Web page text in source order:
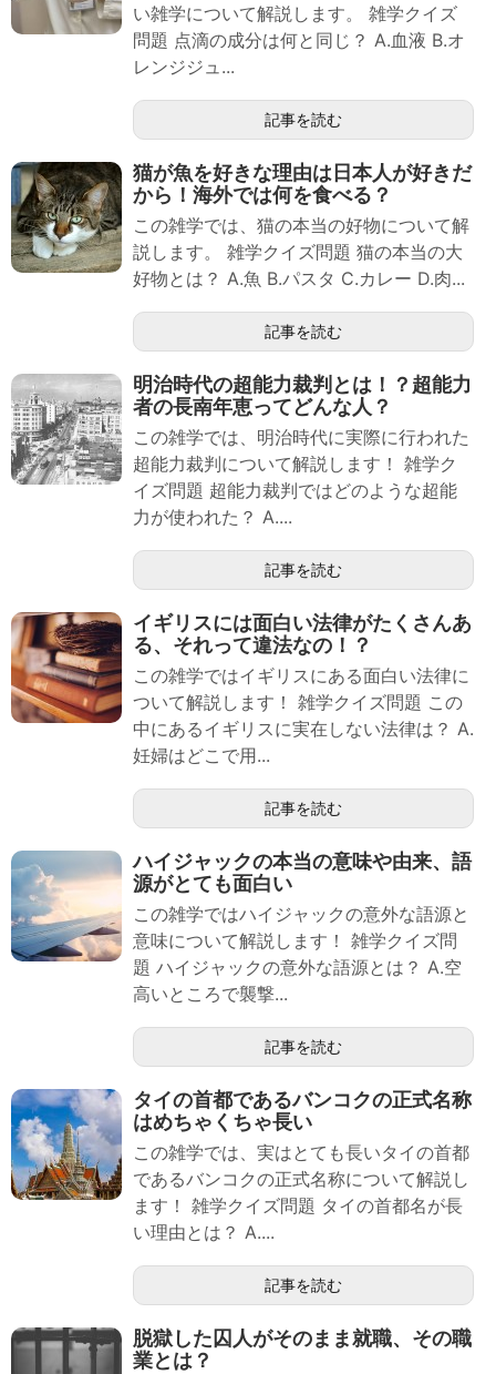
い雑学について解説します。 雑学クイズ
問題 点滴の成分は何と同じ？ A.血液 B.オ
レンジジュ...
記事を読む
猫が魚を好きな理由は日本人が好きだ
から！海外では何を食べる？
この雑学では、猫の本当の好物について解
説します。 雑学クイズ問題 猫の本当の大
好物とは？ A.魚 B.パスタ C.カレー D.肉...
記事を読む
明治時代の超能力裁判とは！？超能力
者の長南年恵ってどんな人？
この雑学では、明治時代に実際に行われた
超能力裁判について解説します！ 雑学ク
イズ問題 超能力裁判ではどのような超能
力が使われた？ A....
記事を読む
イギリスには面白い法律がたくさんあ
る、それって違法なの！？
この雑学ではイギリスにある面白い法律に
ついて解説します！ 雑学クイズ問題 この
中にあるイギリスに実在しない法律は？ A.
妊婦はどこで用...
記事を読む
ハイジャックの本当の意味や由来、語
源がとても面白い
この雑学ではハイジャックの意外な語源と
意味について解説します！ 雑学クイズ問
題 ハイジャックの意外な語源とは？ A.空
高いところで襲撃...
記事を読む
タイの首都であるバンコクの正式名称
はめちゃくちゃ長い
この雑学では、実はとても長いタイの首都
であるバンコクの正式名称について解説し
ます！ 雑学クイズ問題 タイの首都名が長
い理由とは？ A....
記事を読む
脱獄した囚人がそのまま就職、その職
業とは？